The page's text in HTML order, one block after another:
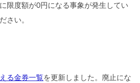
限度額が0円になる事象が発生してい
さい。
る金券一覧を更新しました。廃止にな